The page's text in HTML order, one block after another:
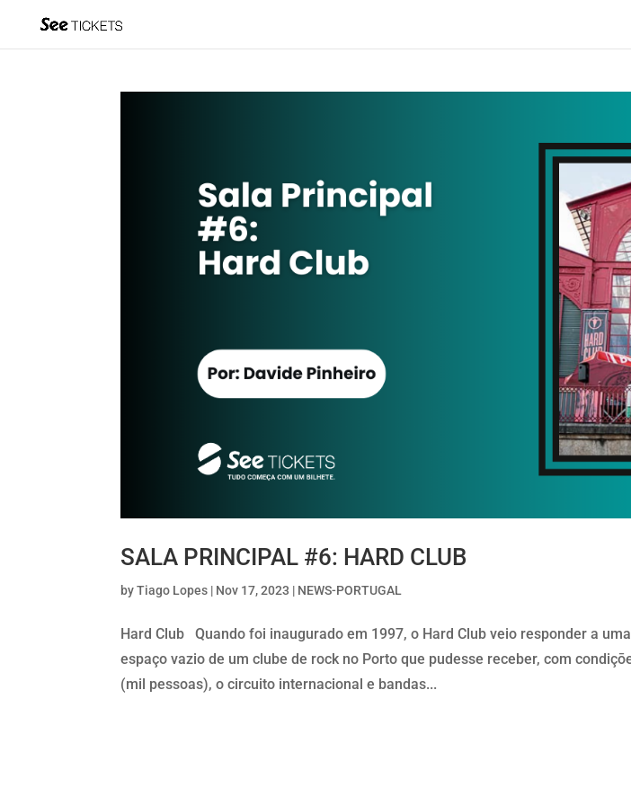
SALA PRINCIPAL #6: HARD CLUB
byTiago Lopes | Nov 17, 2023 | NEWS-PORTUGAL
Hard Club Quando foi inaugurado em 1997, o Hard Club veio responder a
espaço vazio de um clube de rock no Porto que pudesse receber, com
(mil pessoas), o circuito internacional e bandas...